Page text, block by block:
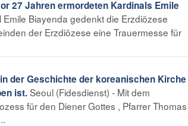
27 Jahren ermordeten Kardinals Emile
Biayenda gedenkt die Erzdiözese
der Erzdiözese eine Trauermesse für
der Geschichte der koreanischen Kirche
ist.Seoul (Fidesdienst) - Mit dem
für den Diener Gottes , Pfarrer Thomas